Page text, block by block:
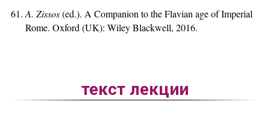
A. Zissos(ed.). A Companion to the Flavian age of Imperial
Rome. Oxford (UK): Wiley Blackwell, 2016.
текст лекции